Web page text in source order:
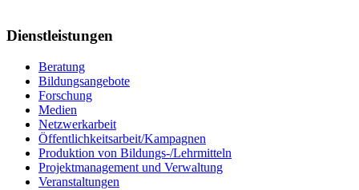
Dienstleistungen
Beratung
Bildungsangebote
Forschung
Medien
Netzwerkarbeit
Öffentlichkeitsarbeit/Kampagnen
Produktion von Bildungs-/Lehrmitteln
Projektmanagement und Verwaltung
Veranstaltungen